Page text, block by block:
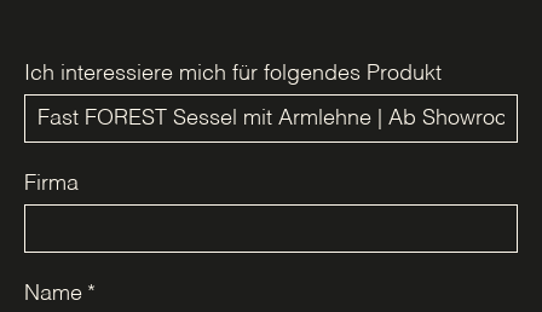
Ich interessiere mich für folgendes Produkt
Firma
Name *